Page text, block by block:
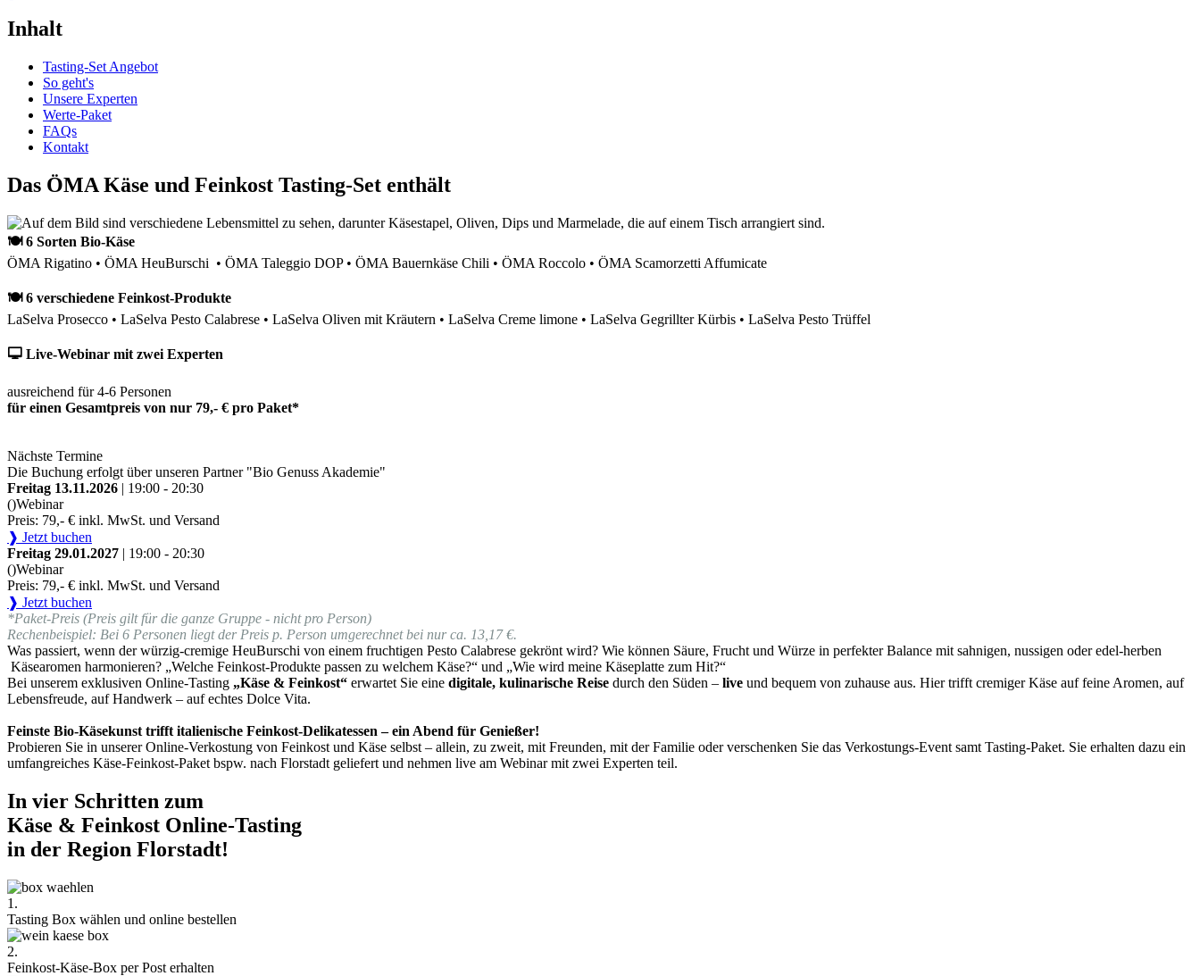
Inhalt
Tasting-Set Angebot
So geht's
Unsere Experten
Werte-Paket
FAQs
Kontakt
Das ÖMA Käse und Feinkost Tasting-Set enthält
🍽 6 Sorten Bio-Käse
ÖMA Rigatino • ÖMA HeuBurschi • ÖMA Taleggio DOP • ÖMA Bauernkäse Chili • ÖMA Roccolo • ÖMA Scamorzetti Affumicate
🍽 6 verschiedene Feinkost-Produkte
LaSelva Prosecco • LaSelva Pesto Calabrese • LaSelva Oliven mit Kräutern • LaSelva Creme limone • LaSelva Gegrillter Kürbis • LaSelva Pesto Trüffel
🖵 Live-Webinar mit zwei Experten
ausreichend für 4-6 Personen
für einen Gesamtpreis von nur 79,- € pro Paket*
Nächste Termine
Die Buchung erfolgt über unseren Partner "Bio Genuss Akademie"
Freitag 13.11.2026 | 19:00 - 20:30
()Webinar
Preis: 79,- € inkl. MwSt. und Versand
❱ Jetzt buchen
Freitag 29.01.2027 | 19:00 - 20:30
()Webinar
Preis: 79,- € inkl. MwSt. und Versand
❱ Jetzt buchen
*Paket-Preis (Preis gilt für die ganze Gruppe - nicht pro Person)
Rechenbeispiel: Bei 6 Personen liegt der Preis p. Person umgerechnet bei nur ca. 13,17 €.
Was passiert, wenn der würzig-cremige HeuBurschi von einem fruchtigen Pesto Calabrese gekrönt wird? Wie können Säure, Frucht und Würze in perfekter Balance mit sahnigen, nussigen oder edel-herben
Käsearomen harmonieren? „Welche Feinkost-Produkte passen zu welchem Käse?“ und „Wie wird meine Käseplatte zum Hit?“
Bei unserem exklusiven Online-Tasting „Käse & Feinkost“ erwartet Sie eine digitale, kulinarische Reise durch den Süden – live und bequem von zuhause aus. Hier trifft cremiger Käse auf feine Aromen, auf
Lebensfreude, auf Handwerk – auf echtes Dolce Vita.
Feinste Bio-Käsekunst trifft italienische Feinkost-Delikatessen – ein Abend für Genießer!
Probieren Sie in unserer Online-Verkostung von Feinkost und Käse selbst – allein, zu zweit, mit Freunden, mit der Familie oder verschenken Sie das Verkostungs-Event samt Tasting-Paket. Sie erhalten dazu ein
umfangreiches Käse-Feinkost-Paket bspw. nach Florstadt geliefert und nehmen live am Webinar mit zwei Experten teil.
In vier Schritten zum
Käse & Feinkost Online-Tasting
in der Region Florstadt!
1.
Tasting Box wählen und online bestellen
2.
Feinkost-Käse-Box per Post erhalten